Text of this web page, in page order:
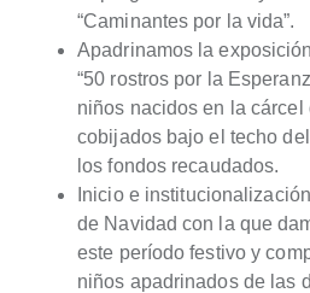
“Caminantes por la vida”.
Apadrinamos la
“50 rostros por la
niños nacidos en la cárcel
cobijados bajo el techo
los fondos recaudados.
Inicio e
de Navidad con la que
este período festivo y
niños apadrinados de las